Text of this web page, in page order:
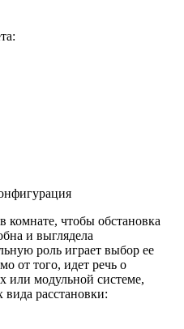
комнате, чтобы обстановка
и выглядела
роль играет выбор ее
от того, идет речь о
или модульной системе,
расстановки: